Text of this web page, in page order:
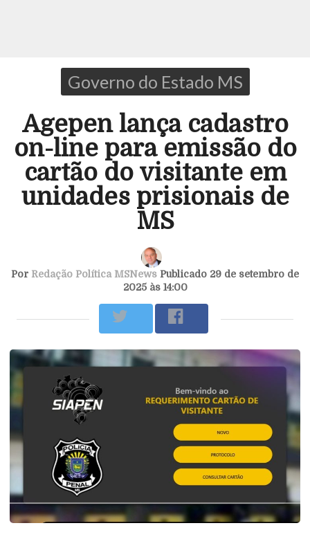
Governo do Estado MS
Agepen lança cadastro
on-line para emissão do
cartão do visitante em
unidades prisionais de
MS
Por Redação Política MSNews Publicado 29 de setembro de
2025 às 14:00